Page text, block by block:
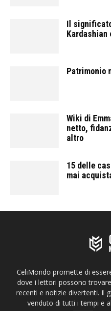
Il
Kardashian
Patrimonio
Wiki di
netto,
altro
15 delle
mai
CeliMondo promette di
dove i lettori possono
recenti e notizie divertenti. Il
venduto di tutti i tempi e